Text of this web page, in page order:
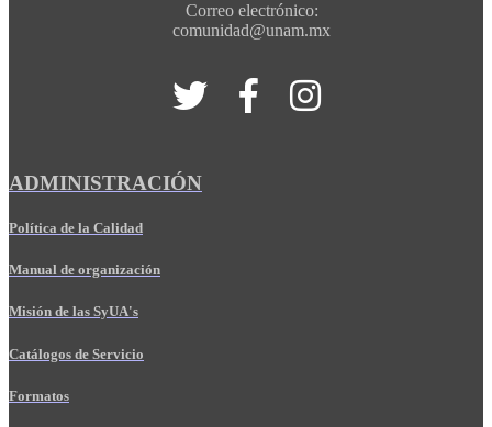
Correo electrónico:
comunidad@unam.mx
ADMINISTRACIÓN
Política de la Calidad
Manual de organización
Misión de las SyUA's
Catálogos de Servicio
Formatos